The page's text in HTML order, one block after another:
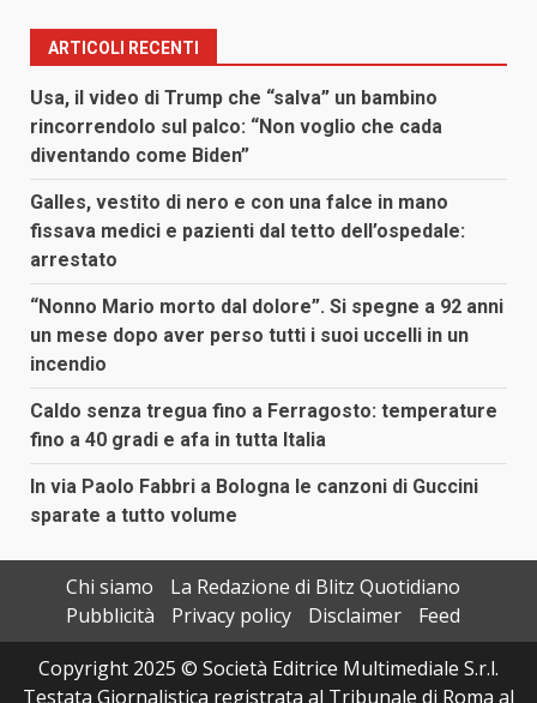
ARTICOLI RECENTI
Usa, il video di Trump che “salva” un bambino
rincorrendolo sul palco: “Non voglio che cada
diventando come Biden”
Galles, vestito di nero e con una falce in mano
fissava medici e pazienti dal tetto dell’ospedale:
arrestato
“Nonno Mario morto dal dolore”. Si spegne a 92 anni
un mese dopo aver perso tutti i suoi uccelli in un
incendio
Caldo senza tregua fino a Ferragosto: temperature
fino a 40 gradi e afa in tutta Italia
In via Paolo Fabbri a Bologna le canzoni di Guccini
sparate a tutto volume
Chi siamo
La Redazione di Blitz Quotidiano
Pubblicità
Privacy policy Disclaimer
Feed
Copyright 2025 © Società Editrice Multimediale S.r.l.
Testata Giornalistica registrata al Tribunale di Roma al